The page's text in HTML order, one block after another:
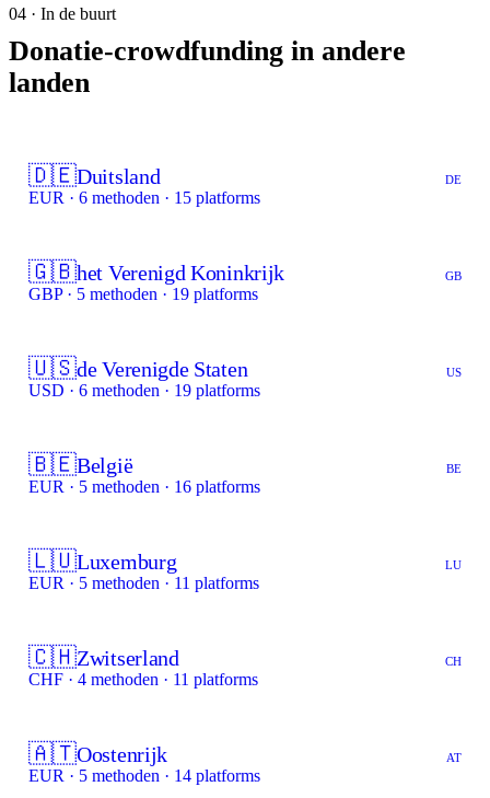
04 · In de buurt
Donatie-crowdfunding in andere
landen
🇩🇪Duitsland DE
EUR · 6 methoden · 15 platforms
🇬🇧het Verenigd Koninkrijk GB
GBP · 5 methoden · 19 platforms
🇺🇸de Verenigde Staten US
USD · 6 methoden · 19 platforms
🇧🇪België BE
EUR · 5 methoden · 16 platforms
🇱🇺Luxemburg LU
EUR · 5 methoden · 11 platforms
🇨🇭Zwitserland CH
CHF · 4 methoden · 11 platforms
🇦🇹Oostenrijk AT
EUR · 5 methoden · 14 platforms